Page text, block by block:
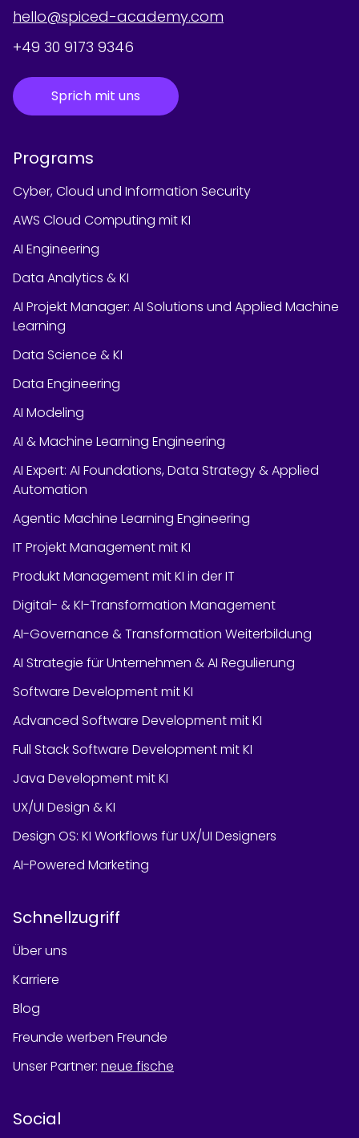
hello@spiced-academy.com
+49 30 9173 9346
Sprich mit uns
Programs
Cyber, Cloud und Information Security
AWS Cloud Computing mit KI
AI Engineering
Data Analytics & KI
AI Projekt Manager: AI Solutions und Applied Machine
Learning
Data Science & KI
Data Engineering
AI Modeling
AI & Machine Learning Engineering
AI Expert: AI Foundations, Data Strategy & Applied
Automation
Agentic Machine Learning Engineering
IT Projekt Management mit KI
Produkt Management mit KI in der IT
Digital- & KI-Transformation Management
AI-Governance & Transformation Weiterbildung
AI Strategie für Unternehmen & AI Regulierung
Software Development mit KI
Advanced Software Development mit KI
Full Stack Software Development mit KI
Java Development mit KI
UX/UI Design & KI
Design OS: KI Workflows für UX/UI Designers
AI-Powered Marketing
Schnellzugriff
Über uns
Karriere
Blog
Freunde werben Freunde
Unser Partner: neue fische
Social